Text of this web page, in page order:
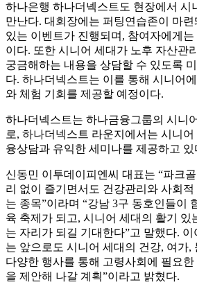
하나은행 하나더넥스트도 현장에서 시
만난다. 대회장에는 퍼팅연습존이 마
있는 이벤트가 진행되며, 참여자에게
이다. 또한 시니어 세대가 노후 자산관
궁금해하는 내용을 상담할 수 있도록
다. 하나더넥스트는 이를 통해 시니어
와 체험 기회를 제공할 예정이다.
하나더넥스트는 하나금융그룹의 시니
로, 하나더넥스트 라운지에서는 시니
융상담과 유익한 세미나를 제공하고 있
신동민 이투데이피엔씨 대표는 “파크
리 없이 즐기면서도 건강관리와 사회
는 종목”이라며 “강남 3구 동호인들이
육 축제가 되고, 시니어 세대의 활기 있
는 자리가 되길 기대한다”고 말했다.
는 앞으로도 시니어 세대의 건강, 여가,
다양한 행사를 통해 고령사회에 필요
을 제안해 나갈 계획”이라고 밝혔다.